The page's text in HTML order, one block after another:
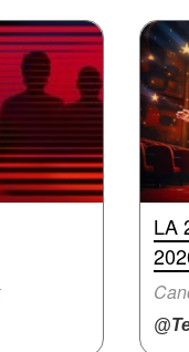
LA